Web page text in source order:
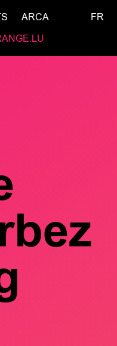
ARCA
FR